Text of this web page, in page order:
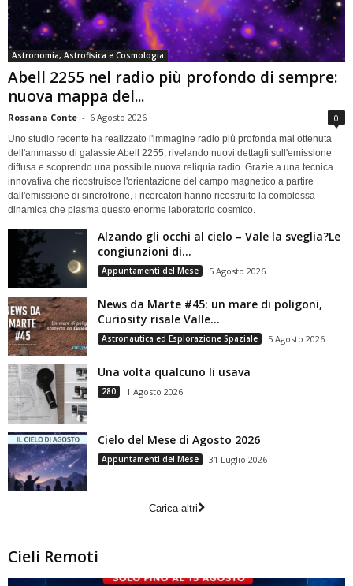
Astronomia, Astrofisica e Cosmologia
Abell 2255 nel radio più profondo di sempre:
nuova mappa del...
Rossana Conte - 6 Agosto 2026 0
Uno studio recente ha realizzato l'immagine radio più profonda mai ottenuta
dell'ammasso di galassie Abell 2255, rivelando nuovi dettagli sull'emissione
diffusa e scoprendo una possibile nuova reliquia radio. Grazie a una tecnica
innovativa che ricostruisce l'orientazione del campo magnetico a partire
dall'emissione di sincrotrone, i ricercatori hanno ricostruito la complessa
dinamica che plasma questo enorme laboratorio cosmico.
Alzando gli occhi al cielo – Vale la sveglia?Le
congiunzioni di...
Appuntamenti del Mese 5 Agosto 2026
News da Marte #45: un mare di poligoni,
Curiosity risale Valle...
Astronautica ed Esplorazione Spaziale 5 Agosto 2026
Una volta qualcuno li usava
280 1 Agosto 2026
Cielo del Mese di Agosto 2026
Appuntamenti del Mese 31 Luglio 2026
Carica altri
Cieli Remoti